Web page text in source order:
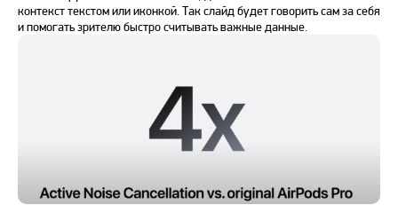
контекст текстом или иконкой. Так слайд будет говорить сам за себя
и помогать зрителю быстро считывать важные данные.